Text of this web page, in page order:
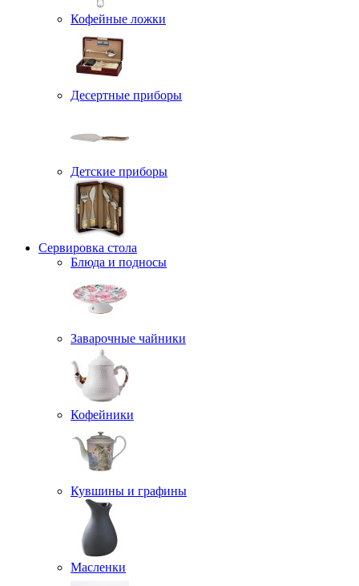
Кофейные ложки
Десертные приборы
Детские приборы
Сервировка стола
Блюда и подносы
Заварочные чайники
Кофейники
Кувшины и графины
Масленки